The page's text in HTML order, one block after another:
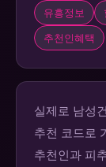
유흥정보
추천인혜택
실제로 남성
추천 코드로
추천인과 피